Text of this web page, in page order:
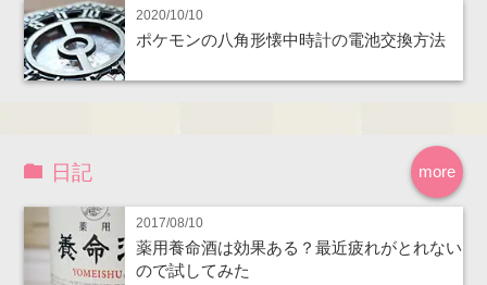
2020/10/10
ポケモンの八角形懐中時計の電池交換方法
more
日記
2017/08/10
薬用養命酒は効果ある？最近疲れがとれない
ので試してみた